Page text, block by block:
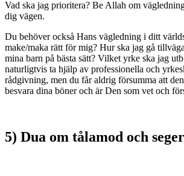
Vad ska jag prioritera? Be Allah om
dig vägen.
Du behöver också Hans vägledning i ditt
make/maka rätt för mig? Hur ska jag gå
mina barn på bästa sätt? Vilket yrke ska jag
naturligtvis ta hjälp av professionella och
rådgivning, men du får aldrig försumma att
besvara dina böner och är Den som vet och
5) Dua om tålamod och seger